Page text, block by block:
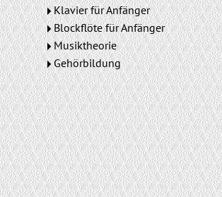
◆ Klavier für Anfänger
◆ Blockflöte für Anfänger
◆ Musiktheorie
◆ Gehörbildung